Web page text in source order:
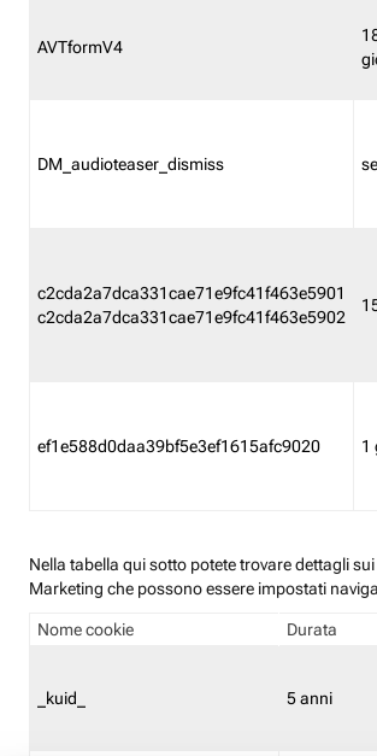
AVTformV4
DM_audioteaser_dismiss
c2cda2a7dca331cae71e9fc41f463e5901
c2cda2a7dca331cae71e9fc41f463e5902
ef1e588d0daa39bf5e3ef1615afc9020 1
Nella tabella qui sotto potete trovare dettagli
Marketing che possono essere impostati
Nome cookie Durata
_kuid_ 5 anni